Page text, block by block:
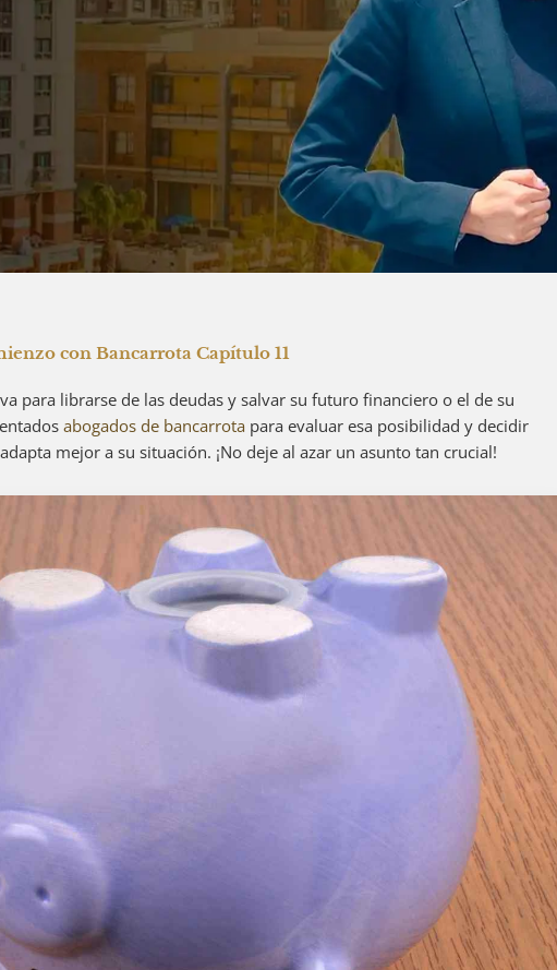
con Bancarrota Capítulo 11
para librarse de las deudas y salvar su futuro financiero o el de su
abogados de bancarrota para evaluar esa posibilidad y decidir
mejor a su situación. ¡No deje al azar un asunto tan crucial!